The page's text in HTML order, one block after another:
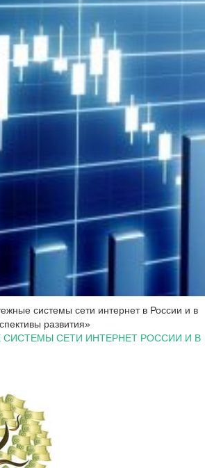
системы сети интернет в России и в
развития»
СЕТИ ИНТЕРНЕТ РОССИИ И В